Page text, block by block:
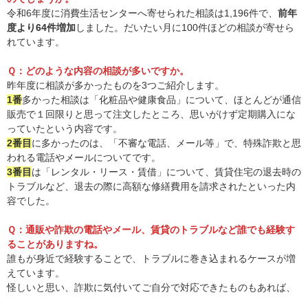
令和6年度に消費生活センターへ寄せられた相談は1,196件で、 前年
度より64件増加 しました。だいたい月に100件ほどの相談が寄せら
れています。
Ｑ：どのような内容の相談が多いですか。
昨年度に相談が多かったものを3つご紹介します。
1番多かった相談は「化粧品や健康食品」について、ほとんどが通信
販売で１回限りと思って注文したところ、思いがけず定期購入にな
っていたという内容です。
2番目 に多かったのは、「不審な電話、メール等」で、特殊詐欺と思
われる電話やメールについてです。
3番目 は「レンタル・リース・賃借」について、賃貸住宅の退去時の
トラブルなど、退去の際に高額な修繕費用を請求されたといった内
容でした。
Ｑ：通販や詐欺の電話やメール、賃貸のトラブルなど誰でも経験す
ることがありますね。
誰もが身近で経験することで、トラブルに巻き込まれるケースが増
えています。
怪しいと思い、詐欺に気付いてご自分で対応できたものもあれば、